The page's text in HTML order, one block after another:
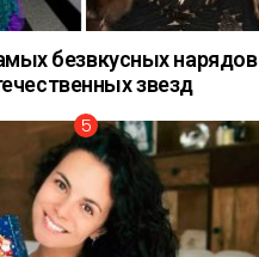
безвкусных нарядов
звезд